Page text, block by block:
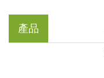
產品